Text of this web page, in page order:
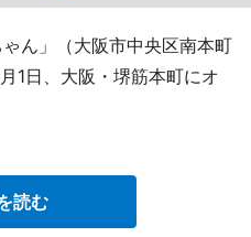
ん」（大阪市中央区南本町
1日、大阪・堺筋本町にオ
読む